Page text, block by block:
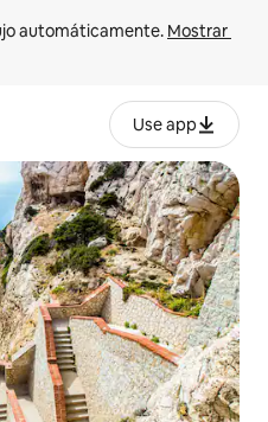
automáticamente. Mostrar
Use app